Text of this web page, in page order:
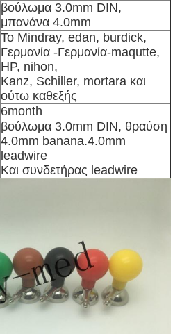
βούλωμα 3.0mm DIN,
μπανάνα 4.0mm
Το Mindray, edan, burdick,
Γερμανία -Γερμανία-maqutte,
HP, nihon,
Kanz, Schiller, mortara και
ούτω καθεξής
6month
βούλωμα 3.0mm DIN, θραύση
4.0mm banana.4.0mm
leadwire
Και συνδετήρας leadwire